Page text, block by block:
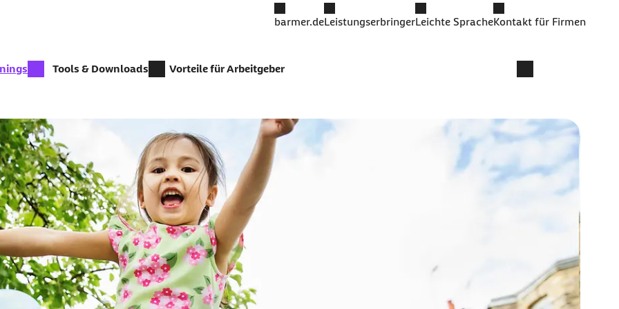
barmer.deLeistungserbringerLeichte SpracheKontakt für Firmen
Tools & Downloads Vorteile für Arbeitgeber